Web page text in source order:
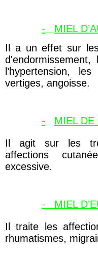
-
MIEL
Il a un effet sur
d'endormissement,
l’hypertension,
vertiges, angoisse.
-
MIEL DE
Il agit sur les
affections
excessive.
-
MIEL
Il traite les
rhumatismes,